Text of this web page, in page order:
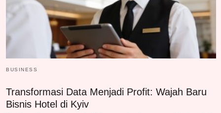
BUSINESS
Transformasi Data Menjadi Profit: Wajah Baru
Bisnis Hotel di Kyiv